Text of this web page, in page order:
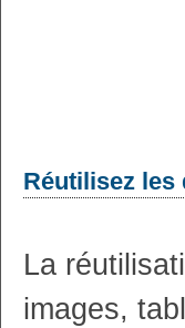
Réutilisez les
La
images,